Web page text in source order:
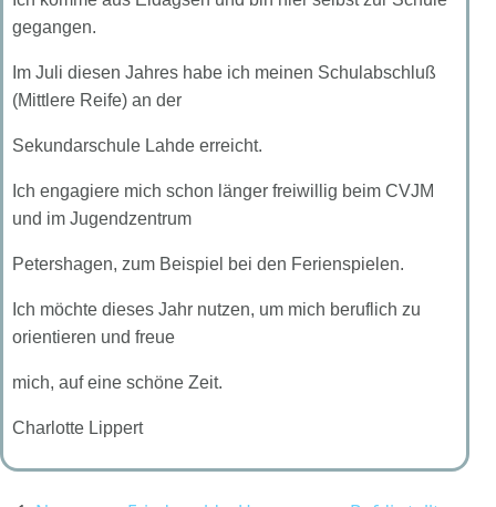
gegangen.
Im Juli diesen Jahres habe ich meinen Schulabschluß
(Mittlere Reife) an der
Sekundarschule Lahde erreicht.
Ich engagiere mich schon länger freiwillig beim CVJM
und im Jugendzentrum
Petershagen, zum Beispiel bei den Ferienspielen.
Ich möchte dieses Jahr nutzen, um mich beruflich zu
orientieren und freue
mich, auf eine schöne Zeit.
Charlotte Lippert